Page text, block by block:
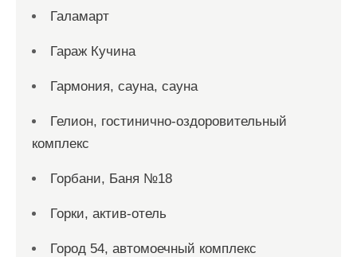
Галамарт
Гараж Кучина
Гармония, сауна, сауна
Гелион, гостинично-оздоровительный
комплекс
Горбани, Баня №18
Горки, актив-отель
Город 54, автомоечный комплекс